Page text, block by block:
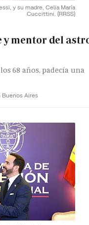
y su madre, Celia María
Cuccittini. (RRSS)
y mentor del
68 años, padecía una
Aires